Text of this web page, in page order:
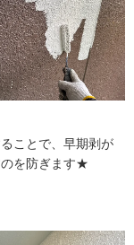
ことで、早期剥が
を防ぎます★